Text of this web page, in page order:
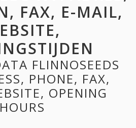
FAX, E-MAIL,
FLINNOSEEDS
PHONE, FAX,
OPENING
HOURS